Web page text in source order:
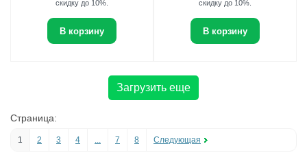
скидку до 10%.
В корзину
скидку до 10%.
В корзину
Загрузить еще
Страница:
1 2 3 4 ... 7 8 Следующая